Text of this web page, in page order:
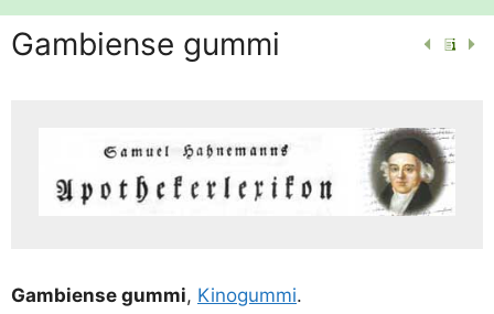
Gambiense gummi
Gam­bi­en­se gum­mi, Kino­gum­mi.